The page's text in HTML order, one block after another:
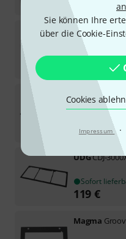
Sie können Ihre
über die Cookie-
Cookies
Impressum ·
Thon Studio
In ca. einer
Millenium DJ
Sofort
9,90€
UDGCDJ-
Sofort
119 €
Magma